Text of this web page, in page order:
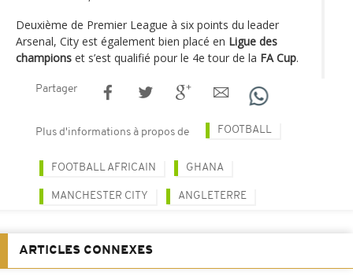
Deuxième de Premier League à six points du leader
Arsenal, City est également bien placé en Ligue des
champions et s’est qualifié pour le 4e tour de la FA Cup.
Partager
Plus d'informations à propos de FOOTBALL
FOOTBALL AFRICAIN GHANA
MANCHESTER CITY ANGLETERRE
ARTICLES CONNEXES